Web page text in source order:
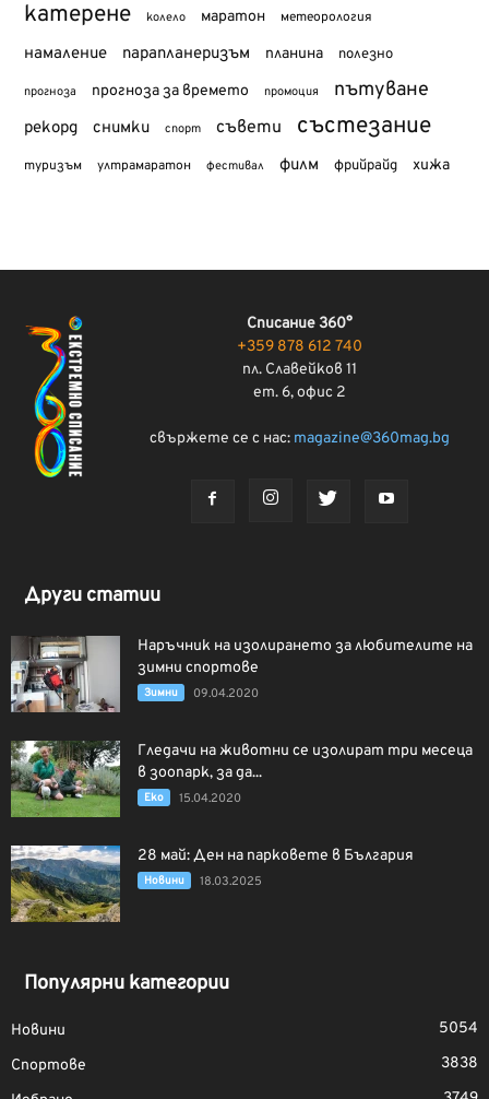
катерене колело маратон метеорология
намаление парапланеризъм планина полезно
прогноза прогноза за времето промоция пътуване
рекорд снимки спорт съвети състезание
туризъм ултрамаратон фестивал филм фрийрайд хижа
Списание 360°
+359 878 612 740
пл. Славейков 11
ет. 6, офис 2
свържете се с нас: magazine@360mag.bg
Други статии
Наръчник на изолирането за любителите на
зимни спортове
Зимни 09.04.2020
Гледачи на животни се изолират три месеца
в зоопарк, за да...
Еко 15.04.2020
28 май: Ден на парковете в България
Новини 18.03.2025
Популярни категории
Новини
5054
Спортове
3838